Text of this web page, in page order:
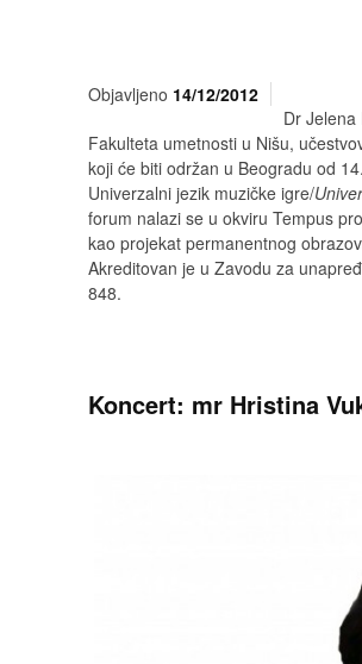
Objavljeno 14/12/2012
Dr
Fakulteta umetnosti u Nišu,
koji će biti održan u Beogradu od
Univerzalni jezik muzičke igre/
forum nalazi se u okviru Tempus
kao projekat permanentnog
Akreditovan je u Zavodu za
848.
Koncert: mr Hristina